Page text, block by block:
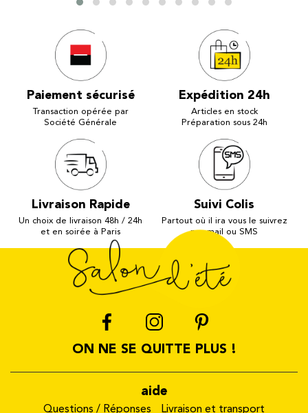
Paiement sécurisé
Transaction opérée par
Société Générale
Expédition 24h
Articles en stock
Préparation sous 24h
Livraison Rapide
Un choix de livraison 48h / 24h
et en soirée à Paris
Suivi Colis
Partout où il ira vous le suivrez
par mail ou SMS
ON NE SE QUITTE PLUS !
aide
Questions / Réponses Livraison et transport